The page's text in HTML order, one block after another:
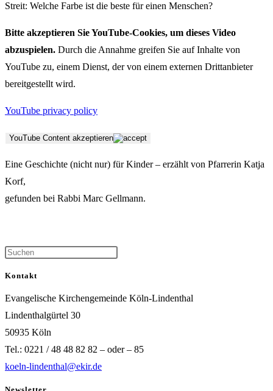
Streit: Welche Farbe ist die beste für einen Menschen?
Bitte akzeptieren Sie YouTube-Cookies, um dieses Video
abzuspielen. Durch die Annahme greifen Sie auf Inhalte von
YouTube zu, einem Dienst, der von einem externen Drittanbieter
bereitgestellt wird.
YouTube privacy policy
YouTube Content akzeptieren
Eine Geschichte (nicht nur) für Kinder – erzählt von Pfarrerin Katja
Korf,
gefunden bei Rabbi Marc Gellmann.
Kontakt
Evangelische Kirchengemeinde Köln-Lindenthal
Lindenthalgürtel 30
50935 Köln
Tel.: 0221 / 48 48 82 82 – oder – 85
koeln-lindenthal@ekir.de